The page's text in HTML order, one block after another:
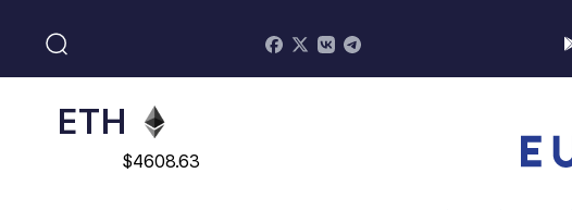
ADA
$0.868816
ETH
$4608.63